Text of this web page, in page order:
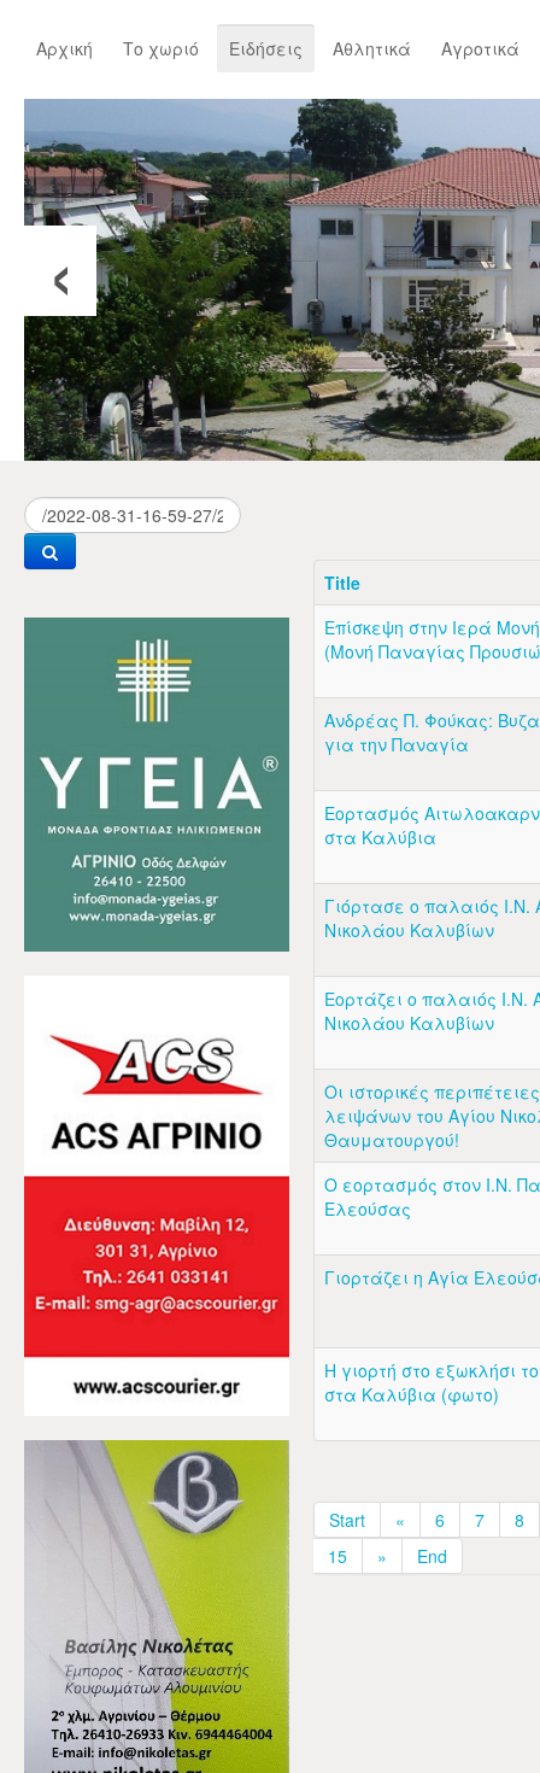
Αρχική Το χωριό Ειδήσεις Αθλητικά Αγροτικά
‹
Title
Επίσκεψη στην Ιερά
(Μονή Παναγίας
Ανδρέας Π. Φούκας:
για την Παναγία
Εορτασμός
στα Καλύβια
Γιόρτασε ο παλαιός Ι.Ν.
Νικολάου Καλυβίων
Εορτάζει ο παλαιός Ι.Ν.
Νικολάου Καλυβίων
Οι ιστορικές
λειψάνων του Αγίου
Θαυματουργού!
Ο εορτασμός στον Ι.Ν.
Ελεούσας
Γιορτάζει η Αγία
Η γιορτή στο εξωκλήσι
στα Καλύβια (φωτο)
Start « 6 7
8
15
» End